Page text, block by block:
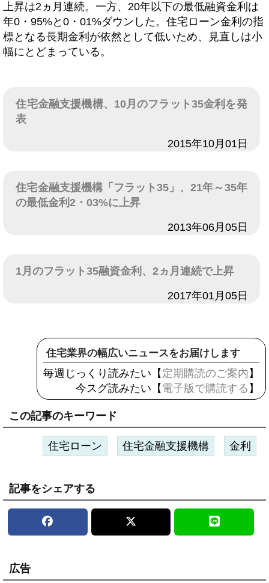
上昇は2ヵ月連続。一方、20年以下の最低融資金利は
年0・95%と0・01%ダウンした。住宅ローン金利の指
標となる長期金利が依然として低いため、見直しは小
幅にとどまっている。
住宅金融支援機構、10月のフラット35金利を発
表
2015年10月01日
住宅金融支援機構「フラット35」、21年～35年
の最低金利2・03%に上昇
2013年06月05日
1月のフラット35融資金利、2ヵ月連続で上昇
2017年01月05日
住宅業界の幅広いニュースをお届けします
毎週じっくり読みたい【 定期購読のご案内 】
今スグ読みたい【 電子版で購読する 】
この記事のキーワード
住宅ローン 住宅金融支援機構 金利
記事をシェアする
広告